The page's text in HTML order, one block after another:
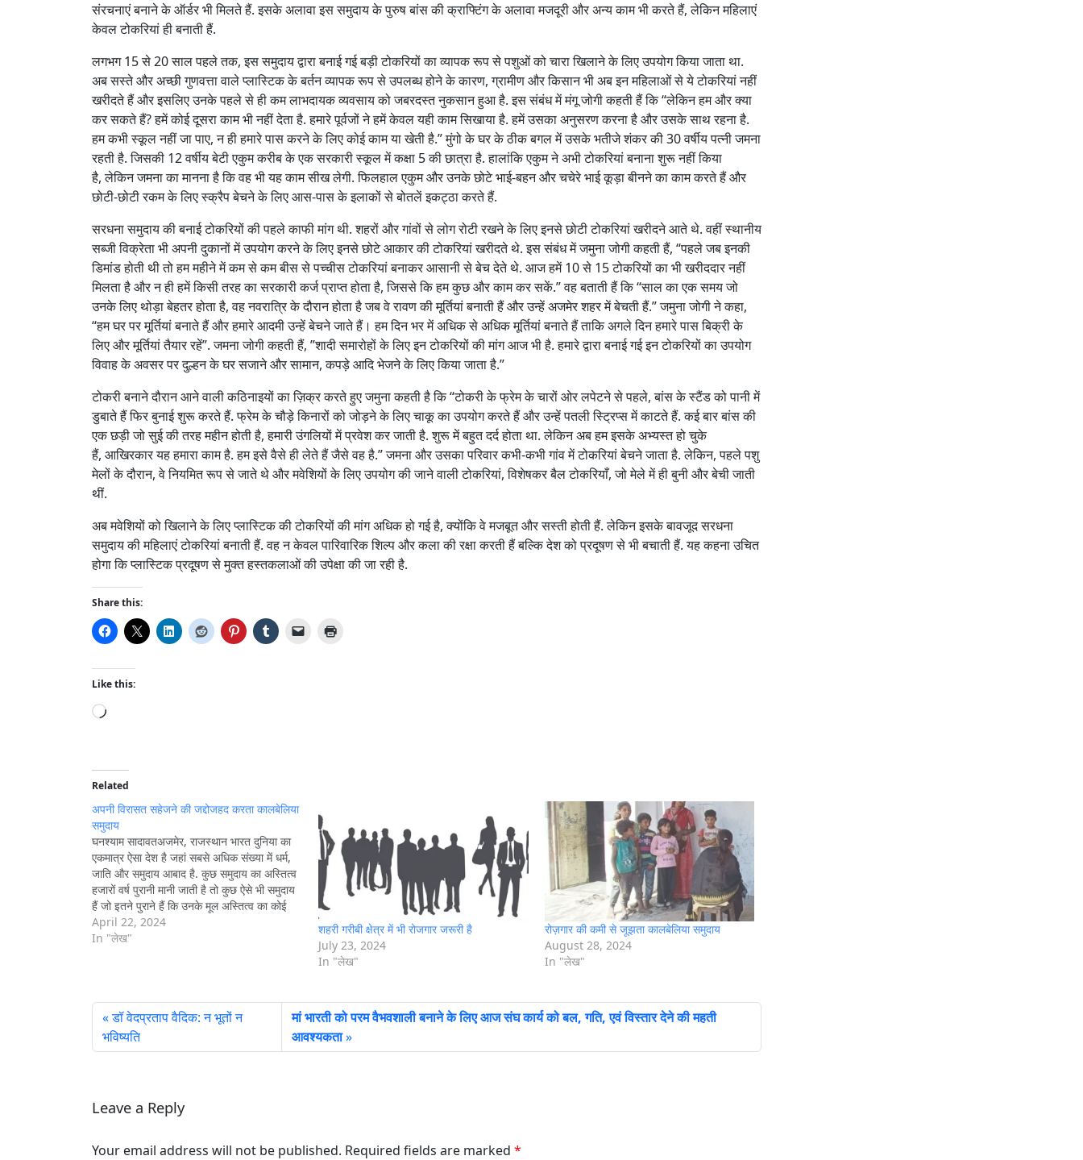
संरचनाएं बनाने के ऑर्डर भी मिलते हैं. इसके अलावा इस समुदाय के पुरुष बांस की क्राफ्टिंग के अलावा मजदूरी और अन्य काम भी करते हैं, लेकिन महिलाएं
केवल टोकरियां ही बनाती हैं.
लगभग 15 से 20 साल पहले तक, इस समुदाय द्वारा बनाई गई बड़ी टोकरियों का व्यापक रूप से पशुओं को चारा खिलाने के लिए उपयोग किया जाता था.
अब सस्ते और अच्छी गुणवत्ता वाले प्लास्टिक के बर्तन व्यापक रूप से उपलब्ध होने के कारण, ग्रामीण और किसान भी अब इन महिलाओं से ये टोकरियां नहीं
खरीदते हैं और इसलिए उनके पहले से ही कम लाभदायक व्यवसाय को जबरदस्त नुकसान हुआ है. इस संबंध में मंगू जोगी कहती हैं कि “लेकिन हम और क्या
कर सकते हैं? हमें कोई दूसरा काम भी नहीं देता है. हमारे पूर्वजों ने हमें केवल यही काम सिखाया है. हमें उसका अनुसरण करना है और उसके साथ रहना है.
हम कभी स्कूल नहीं जा पाए, न ही हमारे पास करने के लिए कोई काम या खेती है.” मुंगो के घर के ठीक बगल में उसके भतीजे शंकर की 30 वर्षीय पत्नी जमना
रहती है. जिसकी 12 वर्षीय बेटी एकुम करीब के एक सरकारी स्कूल में कक्षा 5 की छात्रा है. हालांकि एकुम ने अभी टोकरियां बनाना शुरू नहीं किया
है, लेकिन जमना का मानना है कि वह भी यह काम सीख लेगी. फिलहाल एकुम और उनके छोटे भाई-बहन और चचेरे भाई कूड़ा बीनने का काम करते हैं और
छोटी-छोटी रकम के लिए स्क्रैप बेचने के लिए आस-पास के इलाकों से बोतलें इकट्ठा करते हैं.
सरधना समुदाय की बनाई टोकरियों की पहले काफी मांग थी. शहरों और गांवों से लोग रोटी रखने के लिए इनसे छोटी टोकरियां खरीदने आते थे. वहीं स्थानीय
सब्जी विक्रेता भी अपनी दुकानों में उपयोग करने के लिए इनसे छोटे आकार की टोकरियां खरीदते थे. इस संबंध में जमुना जोगी कहती हैं, “पहले जब इनकी
डिमांड होती थी तो हम महीने में कम से कम बीस से पच्चीस टोकरियां बनाकर आसानी से बेच देते थे. आज हमें 10 से 15 टोकरियों का भी खरीददार नहीं
मिलता है और न ही हमें किसी तरह का सरकारी कर्ज प्राप्त होता है, जिससे कि हम कुछ और काम कर सकें.” वह बताती हैं कि “साल का एक समय जो
उनके लिए थोड़ा बेहतर होता है, वह नवरात्रि के दौरान होता है जब वे रावण की मूर्तियां बनाती हैं और उन्हें अजमेर शहर में बेचती हैं.” जमुना जोगी ने कहा,
“हम घर पर मूर्तियां बनाते हैं और हमारे आदमी उन्हें बेचने जाते हैं। हम दिन भर में अधिक से अधिक मूर्तियां बनाते हैं ताकि अगले दिन हमारे पास बिक्री के
लिए और मूर्तियां तैयार रहें”. जमना जोगी कहती हैं, ”शादी समारोहों के लिए इन टोकरियों की मांग आज भी है. हमारे द्वारा बनाई गई इन टोकरियों का उपयोग
विवाह के अवसर पर दुल्हन के घर सजाने और सामान, कपड़े आदि भेजने के लिए किया जाता है.”
टोकरी बनाने दौरान आने वाली कठिनाइयों का ज़िक्र करते हुए जमुना कहती है कि “टोकरी के फ्रेम के चारों ओर लपेटने से पहले, बांस के स्टैंड को पानी में
डुबाते हैं फिर बुनाई शुरू करते हैं. फ्रेम के चौड़े किनारों को जोड़ने के लिए चाकू का उपयोग करते हैं और उन्हें पतली स्ट्रिप्स में काटते हैं. कई बार बांस की
एक छड़ी जो सुई की तरह महीन होती है, हमारी उंगलियों में प्रवेश कर जाती है. शुरू में बहुत दर्द होता था. लेकिन अब हम इसके अभ्यस्त हो चुके
हैं, आखिरकार यह हमारा काम है. हम इसे वैसे ही लेते हैं जैसे वह है.” जमना और उसका परिवार कभी-कभी गांव में टोकरियां बेचने जाता है. लेकिन, पहले पशु
मेलों के दौरान, वे नियमित रूप से जाते थे और मवेशियों के लिए उपयोग की जाने वाली टोकरियां, विशेषकर बैल टोकरियाँ, जो मेले में ही बुनी और बेची जाती
थीं.
अब मवेशियों को खिलाने के लिए प्लास्टिक की टोकरियों की मांग अधिक हो गई है, क्योंकि वे मजबूत और सस्ती होती हैं. लेकिन इसके बावजूद सरधना
समुदाय की महिलाएं टोकरियां बनाती हैं. वह न केवल पारिवारिक शिल्प और कला की रक्षा करती हैं बल्कि देश को प्रदूषण से भी बचाती हैं. यह कहना उचित
होगा कि प्लास्टिक प्रदूषण से मुक्त हस्तकलाओं की उपेक्षा की जा रही है.
Share this:
Like this:
L
d
i
n
g
…
Related
अपनी विरासत सहेजने की जद्दोजहद करता कालबेलिया
समुदाय
घनश्याम सादावतअजमेर, राजस्थान भारत दुनिया का
एकमात्र ऐसा देश है जहां सबसे अधिक संख्या में धर्म,
जाति और समुदाय आबाद है. कुछ समुदाय का अस्तित्व
हजारों वर्ष पुरानी मानी जाती है तो कुछ ऐसे भी समुदाय
हैं जो इतने पुराने हैं कि उनके मूल अस्तित्व का कोई
प्रमाण भी मौजूद…
April 22, 2024
In "लेख"
शहरी गरीबी क्षेत्र में भी रोजगार जरूरी है
July 23, 2024
In "लेख"
रोज़गार की कमी से जूझता कालबेलिया समुदाय
August 28, 2024
In "लेख"
डॉ वेदप्रताप वैदिक: न भूतों न
भविष्यति
मां भारती को परम वैभवशाली बनाने के लिए आज संघ कार्य को बल, गति, एवं विस्तार देने की महती
आवश्यकता
Leave a Reply
Your email address will not be published. Required fields are marked *